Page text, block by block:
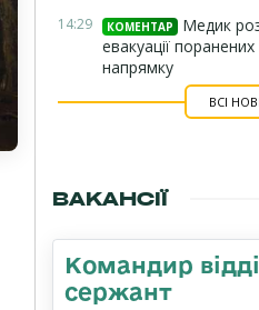
14:29 КОМЕНТАР
Медик
евакуації
напрямку
ВСІ
ВАКАНСІЇ
Командир
сержант